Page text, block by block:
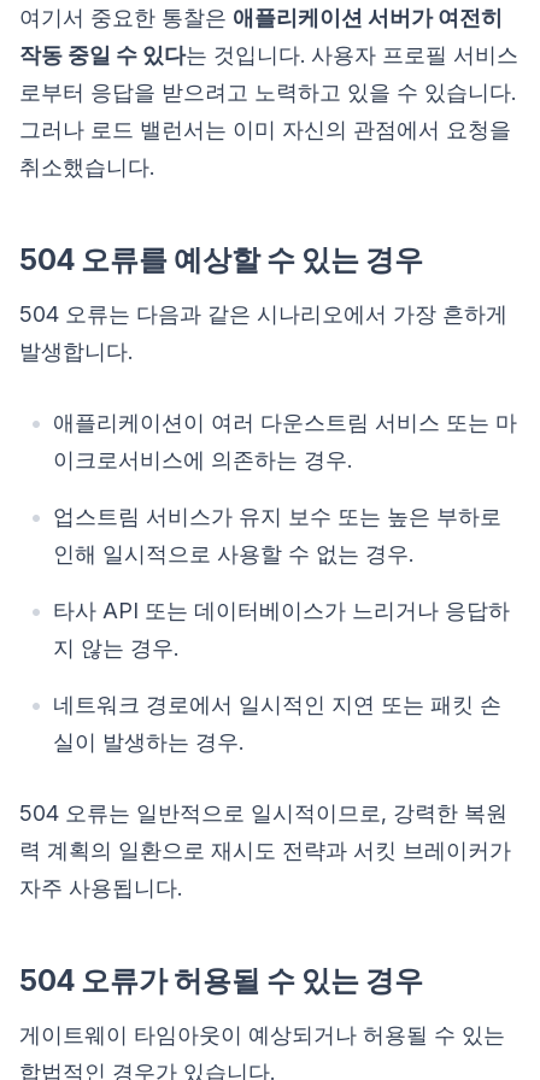
여기서 중요한 통찰은 애플리케이션 서버가 여전히
작동 중일 수 있다는 것입니다. 사용자 프로필 서비스
로부터 응답을 받으려고 노력하고 있을 수 있습니다.
그러나 로드 밸런서는 이미 자신의 관점에서 요청을
취소했습니다.
504 오류를 예상할 수 있는 경우
504 오류는 다음과 같은 시나리오에서 가장 흔하게
발생합니다.
애플리케이션이 여러 다운스트림 서비스 또는 마
이크로서비스에 의존하는 경우.
업스트림 서비스가 유지 보수 또는 높은 부하로
인해 일시적으로 사용할 수 없는 경우.
타사 API 또는 데이터베이스가 느리거나 응답하
지 않는 경우.
네트워크 경로에서 일시적인 지연 또는 패킷 손
실이 발생하는 경우.
504 오류는 일반적으로 일시적이므로, 강력한 복원
력 계획의 일환으로 재시도 전략과 서킷 브레이커가
자주 사용됩니다.
504 오류가 허용될 수 있는 경우
게이트웨이 타임아웃이 예상되거나 허용될 수 있는
합법적인 경우가 있습니다.